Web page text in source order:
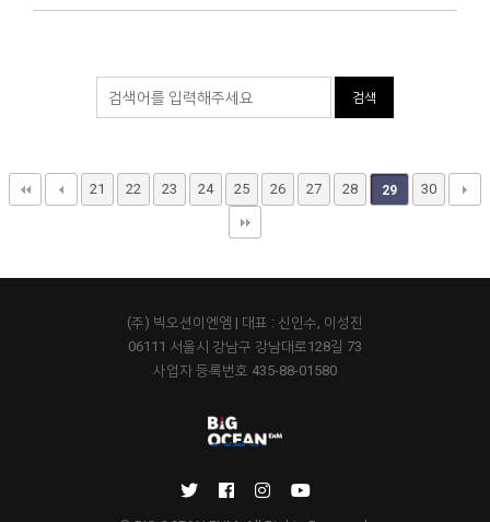
검색
21 22 23 24 25 26 27 28 29 30
(주) 빅오션이엔엠 | 대표 : 신인수, 이성진
06111 서울시 강남구 강남대로128길 73
사업자 등록번호 435-88-01580